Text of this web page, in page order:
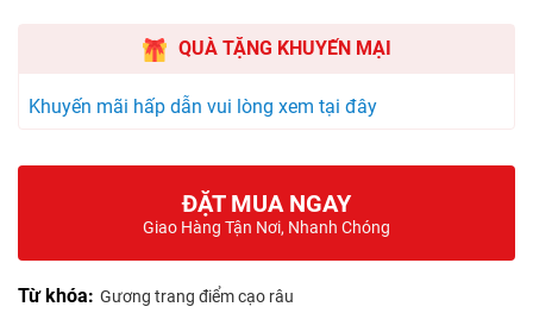
QUÀ TẶNG KHUYẾN MẠI
Khuyến mãi hấp dẫn vui lòng xem tại đây
ĐẶT MUA NGAY
Giao Hàng Tận Nơi, Nhanh Chóng
Từ khóa: Gương trang điểm cạo râu